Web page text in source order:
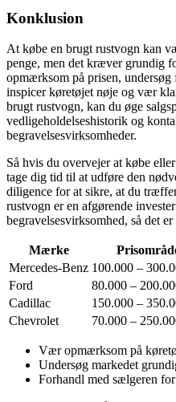
Konklusion
At købe en brugt rustvogn kan
penge, men det kræver grundig
opmærksom på prisen,
inspicer køretøjet nøje og vær
brugt rustvogn, kan du øge
vedligeholdelseshistorik og
begravelsesvirksomheder.
Så hvis du overvejer at købe
tage dig tid til at udføre den
diligence for at sikre, at du
rustvogn er en afgørende
begravelsesvirksomhed, så det
Mærke
Mercedes-Benz 100.000 –
Ford
80.000 –
Cadillac
150.000 –
Chevrolet
70.000 –
Vær opmærksom på
Undersøg markedet
Forhandl med sælgeren